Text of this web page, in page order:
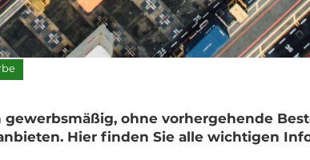
gewerbsmäßig, ohne vorhergehende
Hier finden Sie alle wichtigen